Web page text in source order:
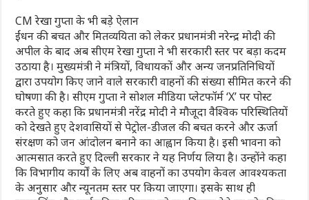
CM रेखा गुप्ता के भी बड़े ऐलान
ईंधन की बचत और मितव्ययिता को लेकर प्रधानमंत्री नरेन्द्र मोदी की
अपील के बाद अब सीएम रेखा गुप्ता ने भी सरकारी स्तर पर बड़ा कदम
उठाया है। मुख्यमंत्री ने मंत्रियों, विधायकों और अन्य जनप्रतिनिधियों
द्वारा उपयोग किए जाने वाले सरकारी वाहनों की संख्या सीमित करने की
घोषणा की है। सीएम गुप्ता ने सोशल मीडिया प्लेटफॉर्म ‘X’ पर पोस्ट
करते हुए कहा कि प्रधानमंत्री नरेंद्र मोदी ने मौजूदा वैश्विक परिस्थितियों
को देखते हुए देशवासियों से पेट्रोल-डीजल की बचत करने और ऊर्जा
संरक्षण को जन आंदोलन बनाने का आह्वान किया है। इसी भावना को
आत्मसात करते हुए दिल्ली सरकार ने यह निर्णय लिया है। उन्होंने कहा
कि विभागीय कार्यों के लिए अब वाहनों का उपयोग केवल आवश्यकता
के अनुसार और न्यूनतम स्तर पर किया जाएगा। इसके साथ ही